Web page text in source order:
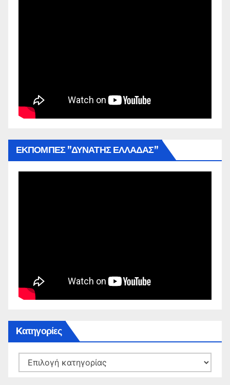
ΕΚΠΟΜΠΕΣ ”ΔΥΝΑΤΗΣ ΕΛΛΑΔΑΣ”
Kατηγορίες
Kατηγορίες